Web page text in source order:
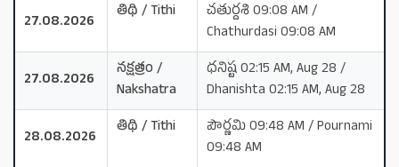
27.08.2026
తిథి / Tithi
చతుర్దశి 09:08 AM /
Chathurdasi 09:08 AM
27.08.2026
నక్షత్రం /
Nakshatra
ధనిష్ట 02:15 AM, Aug 28 /
Dhanishta 02:15 AM, Aug 28
28.08.2026
తిథి / Tithi
పౌర్ణమి 09:48 AM / Pournami
09:48 AM